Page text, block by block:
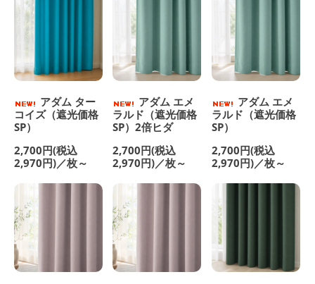
アダム ター
コイズ（遮光価格
SP）
2,700円(税込
2,970円)／枚～
アダム エメ
ラルド（遮光価格
SP）2倍ヒダ
2,700円(税込
2,970円)／枚～
アダム エメ
ラルド（遮光価格
SP）
2,700円(税込
2,970円)／枚～